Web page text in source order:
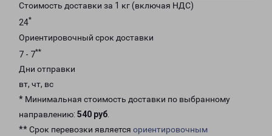
Стоимость доставки за 1 кг (включая НДС)
24*
Ориентировочный срок доставки
7 - 7**
Дни отправки
вт, чт, вс
* Минимальная стоимость доставки по выбранному
направлению: 540 руб.
** Срок перевозки является ориентировочным